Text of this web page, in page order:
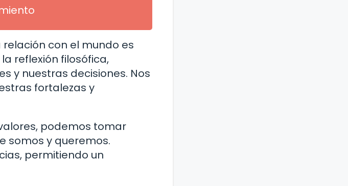
con el mundo es
reflexión filosófica,
y nuestras decisiones. Nos
fortalezas y
podemos tomar
somos y queremos.
permitiendo un